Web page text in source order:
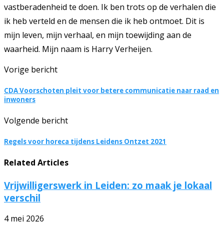
vastberadenheid te doen. Ik ben trots op de verhalen die
ik heb verteld en de mensen die ik heb ontmoet. Dit is
mijn leven, mijn verhaal, en mijn toewijding aan de
waarheid. Mijn naam is Harry Verheijen.
Vorige bericht
CDA Voorschoten pleit voor betere communicatie naar raad en
inwoners
Volgende bericht
Regels voor horeca tijdens Leidens Ontzet 2021
Related Articles
Vrijwilligerswerk in Leiden: zo maak je lokaal
verschil
4 mei 2026